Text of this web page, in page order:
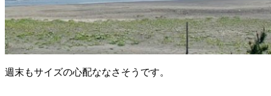
週末もサイズの心配ななさそうです。